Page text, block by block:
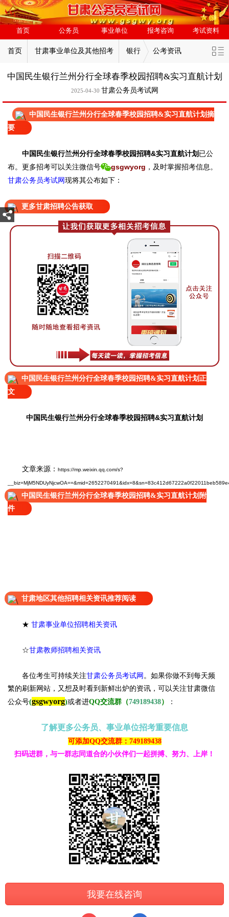
首页 公务员 事业单位 报考咨询 考试资料
首页 甘肃事业单位及其他招考 银行 公考资讯
中国民生银行兰州分行全球春季校园招聘&实习直航计划
2025-04-30 甘肃公务员考试网
中国民生银行兰州分行全球春季校园招聘&实习直航计划摘
要
中国民生银行兰州分行全球春季校园招聘&实习直航计划 已公
布。 更多招考可以关注微信号 gsgwyorg ， 及时掌握招考信息。
甘肃公务员考试网现将其公布如下：
更多甘肃招聘公告获取
中国民生银行兰州分行全球春季校园招聘&实习直航计划正
文
中国民生银行兰州分行全球春季校园招聘&实习直航计划
文章来源： https://mp.weixin.qq.com/s?
中国民生银行兰州分行全球春季校园招聘&实习直航计划附
件
甘肃地区其他招聘相关资讯推荐阅读
★ 甘肃事业单位招聘相关资讯
☆甘肃教师招聘相关资讯
各位考生可持续关注甘肃公务员考试网 。 如果你做不到每天频
繁的刷新网站，又想及时看到新鲜出炉的资讯，可以关注甘肃微信
公众号(gsgwyorg)或者进QQ交流群（749189438） ：
了解更多公务员、事业单位招考重要信息
可添加QQ交流群：749189438
扫码进群，与一群志同道合的小伙伴们一起拼搏、努力、上岸！
我要在线咨询